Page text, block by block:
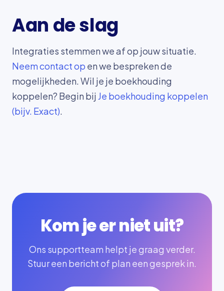
Aan de slag
Integraties stemmen we af op jouw situatie.
Neem contact op en we bespreken de
mogelijkheden. Wil je je boekhouding
koppelen? Begin bij Je boekhouding koppelen
(bijv. Exact).
Kom je er niet uit?
Ons supportteam helpt je graag verder.
Stuur een bericht of plan een gesprek in.